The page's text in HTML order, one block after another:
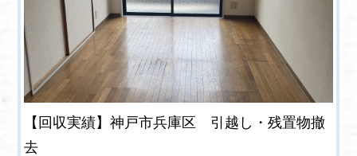
【回収実績】神戸市兵庫区 引越し・残置物撤
去